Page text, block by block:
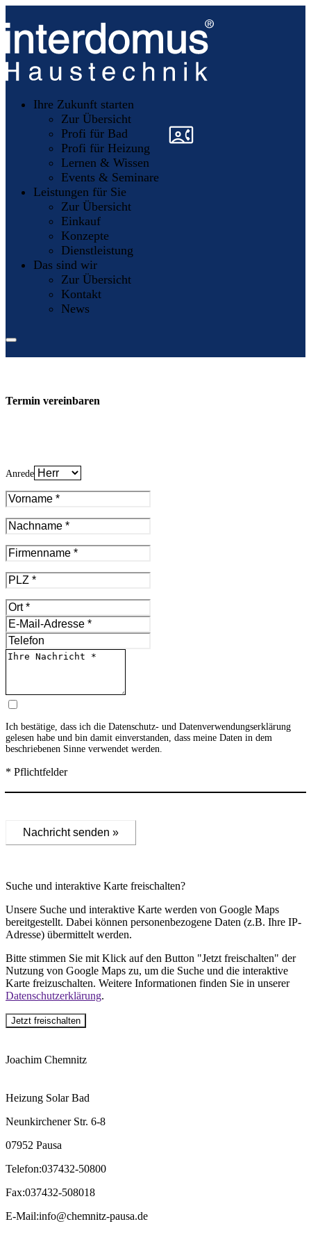
Ihre Zukunft starten
Zur Übersicht
Profi für Bad
Profi für Heizung
Lernen & Wissen
Events & Seminare
Leistungen für Sie
Zur Übersicht
Einkauf
Konzepte
Dienstleistung
Das sind wir
Zur Übersicht
Kontakt
News
»
Termin vereinbaren
Anrede
Ich bestätige, dass ich die Datenschutz- und Datenverwendungserklärung
gelesen habe und bin damit einverstanden, dass meine Daten in dem
beschriebenen Sinne verwendet werden.
* Pflichtfelder
Nachricht senden »
Suche und interaktive Karte freischalten?
Unsere Suche und interaktive Karte werden von Google Maps
bereitgestellt. Dabei können personenbezogene Daten (z.B. Ihre IP-
Adresse) übermittelt werden.
Bitte stimmen Sie mit Klick auf den Button "Jetzt freischalten" der
Nutzung von Google Maps zu, um die Suche und die interaktive
Karte freizuschalten. Weitere Informationen finden Sie in unserer
Datenschutzerklärung.
Jetzt freischalten
Joachim Chemnitz
Heizung Solar Bad
Neunkirchener Str. 6-8
07952 Pausa
Telefon:037432-50800
Fax:037432-508018
E-Mail:info@chemnitz-pausa.de